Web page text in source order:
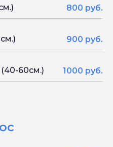
800 руб.
900 руб.
60см.) 1000 руб.